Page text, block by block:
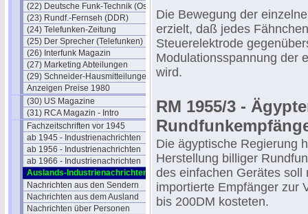
(22) Deutsche Funk-Technik (Ost)
(23) Rundf.-Fernseh (DDR)
(24) Telefunken-Zeitung
(25) Der Sprecher (Telefunken)
(26) Interfunk Magazin
(27) Marketing Abteilungen
(29) Schneider-Hausmitteilungen
Anzeigen Preise 1980
(30) US Magazine
(31) RCA Magazin - Intro
Fachzeitschriften vor 1945
ab 1945 - Industrienachrichten
ab 1956 - Industrienachrichten
ab 1966 - Industrienachrichten
Auslands-Industrienachrichten
Nachrichten aus den Sendern
Nachrichten aus dem Ausland
Nachrichten über Personen
Die Bewegung der
erzielt, daß jedes
Steuerelektrode
Modulationsspannung der
wird.
RM 1955/3 -
Die ägyptische Regierung
Herstellung billiger
des einfachen Gerätes
importierte Empfänger zur
bis 200DM kosteten.